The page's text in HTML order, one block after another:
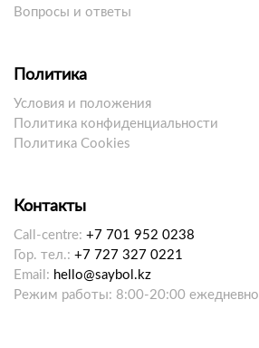
Вопросы и ответы
Политика
Условия и положения
Политика конфиденциальности
Политика Cookies
Контакты
Call-centre: +7 701 952 0238
Гор. тел.: +7 727 327 0221
Email: hello@saybol.kz
Режим работы: 8:00-20:00 ежедневно